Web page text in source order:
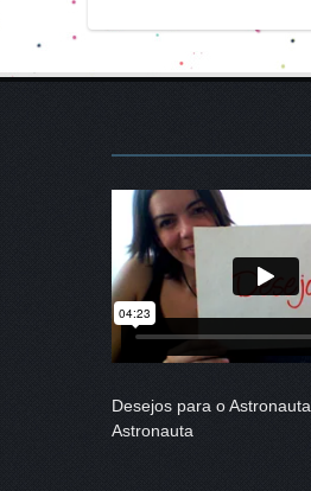
Desejos para o Astronauta
Astronauta